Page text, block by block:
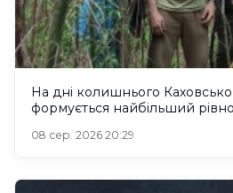
На дні колишнього
формується найбільший
08 сер. 2026 20:29